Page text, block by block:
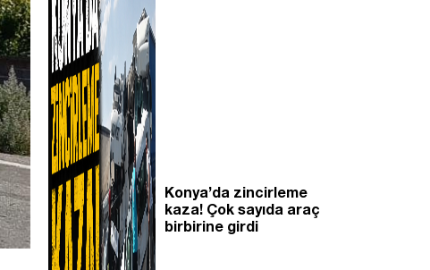
Konya’da zincirleme
kaza! Çok sayıda araç
birbirine girdi